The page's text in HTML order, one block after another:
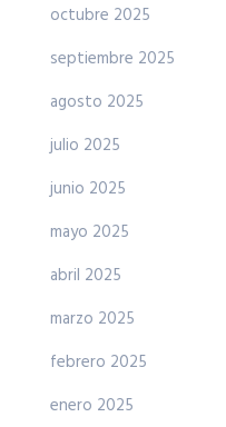
octubre 2025
septiembre 2025
agosto 2025
julio 2025
junio 2025
mayo 2025
abril 2025
marzo 2025
febrero 2025
enero 2025